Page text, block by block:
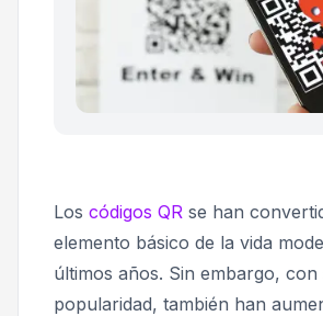
Los códigos QR se han
elemento básico de la vida
últimos años. Sin embargo,
popularidad, también han